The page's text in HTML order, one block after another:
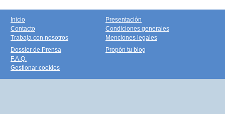
Inicio
Contacto
Trabaja con nosotros
Presentación
Condiciones generales
Menciones legales
Dossier de Prensa
F.A.Q.
Gestionar cookies
Propón tu blog